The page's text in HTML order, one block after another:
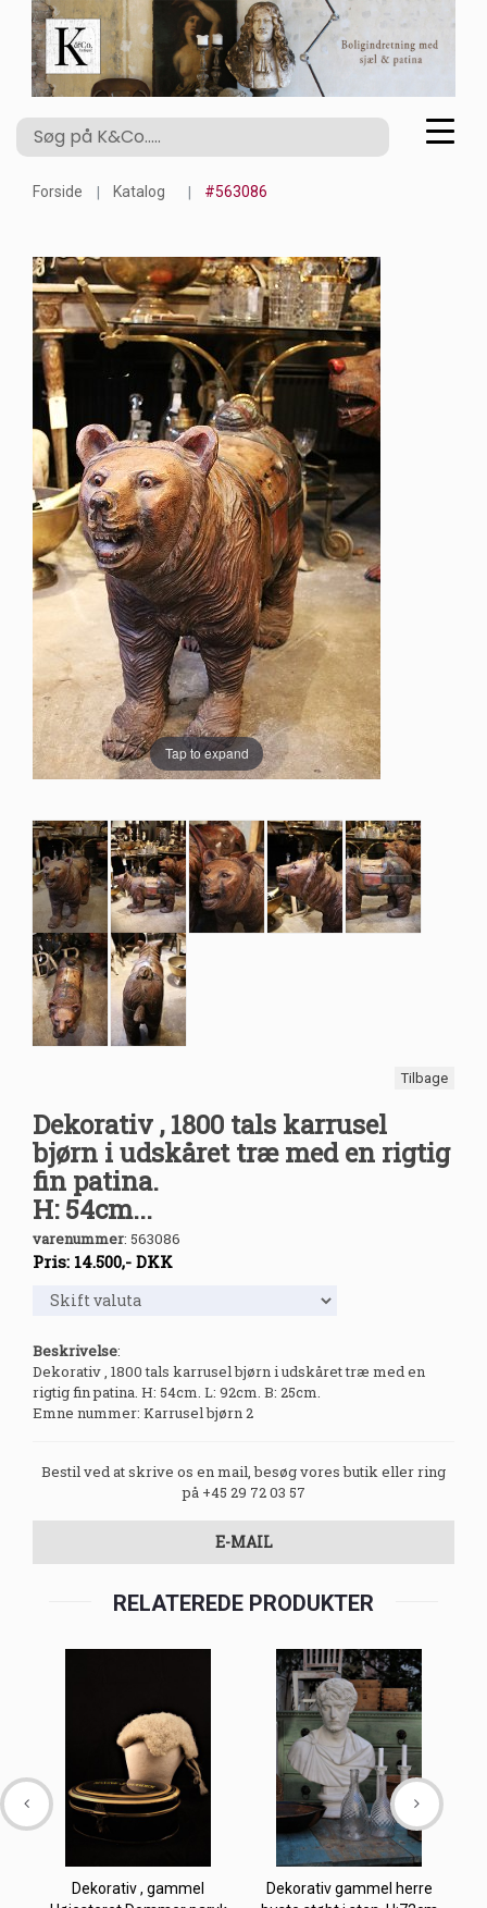
Forside Katalog #563086
Tap to expand
Tilbage
Dekorativ , 1800 tals karrusel
bjørn i udskåret træ med en rigtig
fin patina.
H: 54cm...
varenummer: 563086
Pris: 14.500,- DKK
Beskrivelse:
Dekorativ , 1800 tals karrusel bjørn i udskåret træ med en
rigtig fin patina. H: 54cm. L: 92cm. B: 25cm.
Emne nummer: Karrusel bjørn 2
Bestil ved at skrive os en mail, besøg vores butik eller ring
på +45 29 72 03 57
E-MAIL
RELATEREDE PRODUKTER
Dekorativ , gammel
Dekorativ gammel herre